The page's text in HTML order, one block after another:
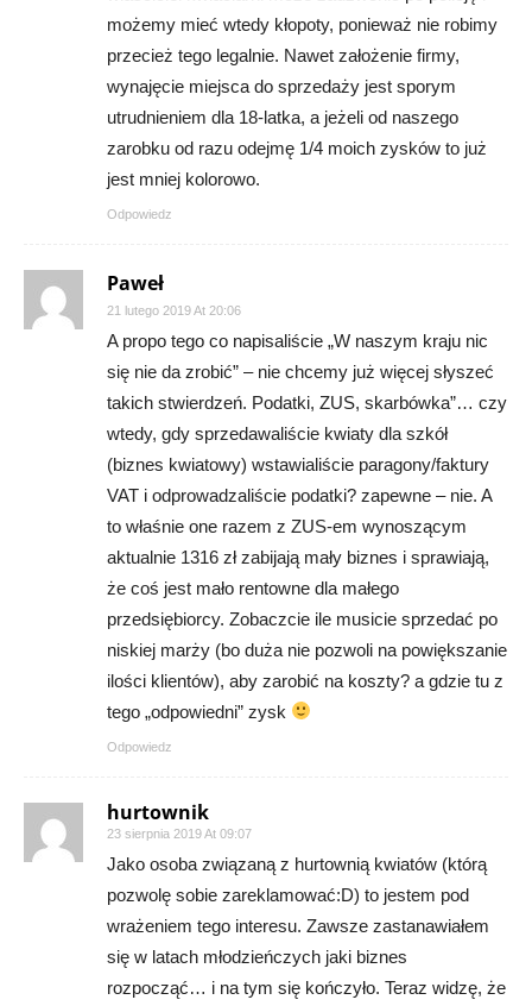
możemy mieć wtedy kłopoty, ponieważ nie robimy
przecież tego legalnie. Nawet założenie firmy,
wynajęcie miejsca do sprzedaży jest sporym
utrudnieniem dla 18-latka, a jeżeli od naszego
zarobku od razu odejmę 1/4 moich zysków to już
jest mniej kolorowo.
Odpowiedz
Paweł
21 lutego 2019 At 20:06
A propo tego co napisaliście „W naszym kraju nic
się nie da zrobić” – nie chcemy już więcej słyszeć
takich stwierdzeń. Podatki, ZUS, skarbówka”… czy
wtedy, gdy sprzedawaliście kwiaty dla szkół
(biznes kwiatowy) wstawialiście paragony/faktury
VAT i odprowadzaliście podatki? zapewne – nie. A
to właśnie one razem z ZUS-em wynoszącym
aktualnie 1316 zł zabijają mały biznes i sprawiają,
że coś jest mało rentowne dla małego
przedsiębiorcy. Zobaczcie ile musicie sprzedać po
niskiej marży (bo duża nie pozwoli na powiększanie
ilości klientów), aby zarobić na koszty? a gdzie tu z
tego „odpowiedni” zysk
Odpowiedz
hurtownik
23 sierpnia 2019 At 09:07
Jako osoba związaną z hurtownią kwiatów (którą
pozwolę sobie zareklamować:D) to jestem pod
wrażeniem tego interesu. Zawsze zastanawiałem
się w latach młodzieńczych jaki biznes
rozpocząć… i na tym się kończyło. Teraz widzę, że